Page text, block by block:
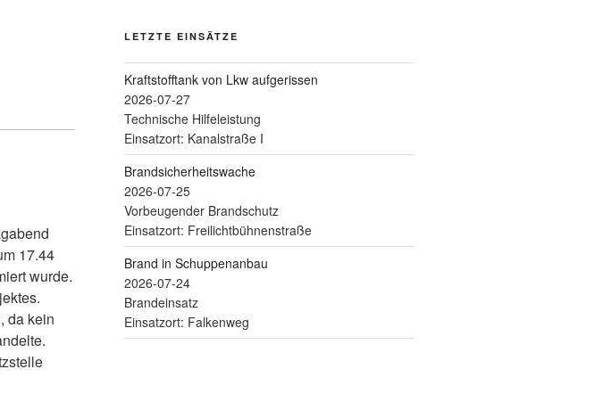
17.44
wurde.
da kein
LETZTE EINSÄTZE
Kraftstofftank von Lkw aufgerissen
2026-07-27
Technische Hilfeleistung
Einsatzort: Kanalstraße I
Brandsicherheitswache
2026-07-25
Vorbeugender Brandschutz
Einsatzort: Freilichtbühnenstraße
Brand in Schuppenanbau
2026-07-24
Brandeinsatz
Einsatzort: Falkenweg